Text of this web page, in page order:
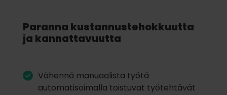
Paranna kustannustehokkuutta
ja kannattavuutta
Vähennä manuaalista työtä
automatisoimalla toistuvat työtehtävät